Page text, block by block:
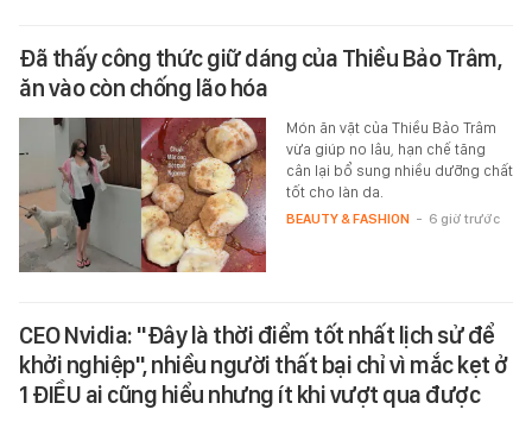
Đã thấy công thức giữ dáng của Thiều Bảo Trâm,
ăn vào còn chống lão hóa
Món ăn vặt của Thiều Bảo Trâm
vừa giúp no lâu, hạn chế tăng
cân lại bổ sung nhiều dưỡng chất
tốt cho làn da.
BEAUTY & FASHION - 6 giờ trước
CEO Nvidia: "Đây là thời điểm tốt nhất lịch sử để
khởi nghiệp", nhiều người thất bại chỉ vì mắc kẹt ở
1 ĐIỀU ai cũng hiểu nhưng ít khi vượt qua được